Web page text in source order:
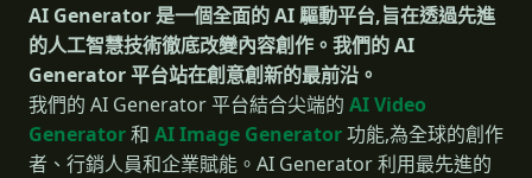
AI Generator 是一個全面的 AI 驅動平台,旨在透過先進
的人工智慧技術徹底改變內容創作。我們的 AI
Generator 平台站在創意創新的最前沿。
我們的 AI Generator 平台結合尖端的 AI Video
Generator和 AI Image Generator功能,為全球的創作
者、行銷人員和企業賦能。AI Generator 利用最先進的